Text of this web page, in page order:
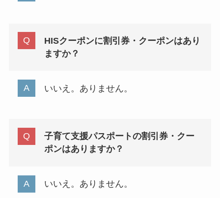
HISクーポンに割引券・クーポンはあり
ますか？
いいえ。ありません。
子育て支援パスポートの割引券・クー
ポンはありますか？
いいえ。ありません。